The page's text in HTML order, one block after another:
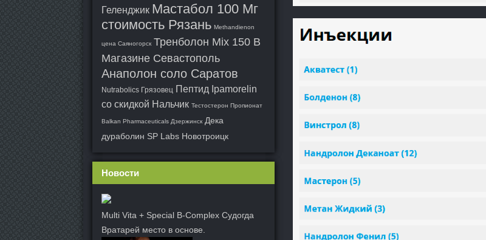
Геленджик Мастабол 100 Мг
стоимость Рязань Methandienon
цена Саяногорск Тренболон Mix 150 В
Магазине Севастополь
Анаполон соло Саратов
Nutrabolics Грязовец Пептид Ipamorelin
со скидкой Нальчик Тестостерон Пропионат
Balkan Pharmaceuticals Дзержинск Дека
дураболин SP Labs Новотроицк
Новости
Multi Vita + Special B-Complex Судогда
Вратарей место в основе.